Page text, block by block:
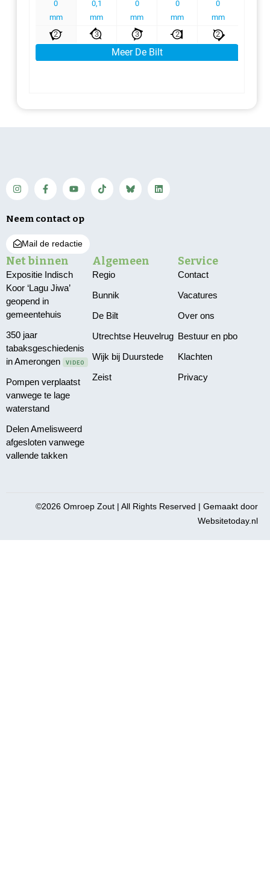
Neem contact op
Mail de redactie
Net binnen
Expositie Indisch
Koor ‘Lagu Jiwa’
geopend in
gemeentehuis
350 jaar
tabaksgeschiedenis
in Amerongen
VIDEO
Pompen verplaatst
vanwege te lage
waterstand
Delen Amelisweerd
afgesloten vanwege
vallende takken
Algemeen
Regio
Bunnik
De Bilt
Utrechtse Heuvelrug
Wijk bij Duurstede
Zeist
Service
Contact
Vacatures
Over ons
Bestuur en pbo
Klachten
Privacy
©2026 Omroep Zout | All Rights Reserved | Gemaakt door
Websitetoday.nl